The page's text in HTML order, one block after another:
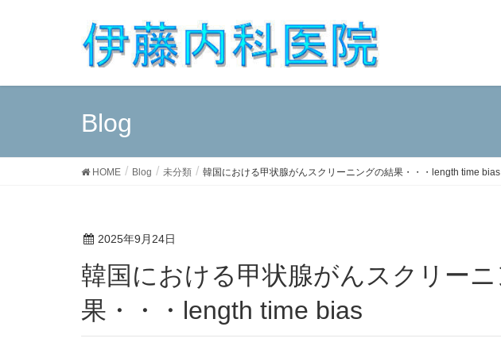
Blog
HOME Blog 未分類 韓国における甲状腺がんスクリーニングの結果・・・length time bias
2025年9月24日
韓国における甲状腺がんスクリーニングの結
果・・・length time bias